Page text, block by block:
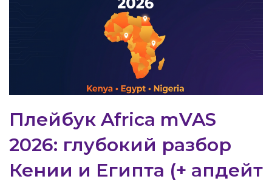
Плейбук Africa mVAS
2026: глубокий разбор
Кении и Египта (+ апдейт